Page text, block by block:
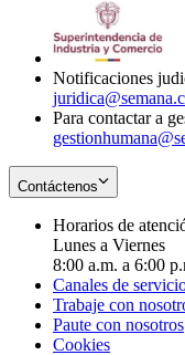
Notificaciones
Para contactar a
Contáctenos
Horarios de
Lunes a Viernes
8:00 a.m. a 6:00
Canales de
Trabaje con
Paute con nosotros
Cookies